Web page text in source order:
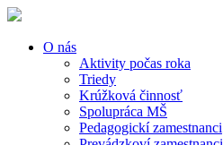
O nás
Aktivity počas roka
Triedy
Krúžková činnosť
Spolupráca MŠ
Pedagogickí zamestnanci